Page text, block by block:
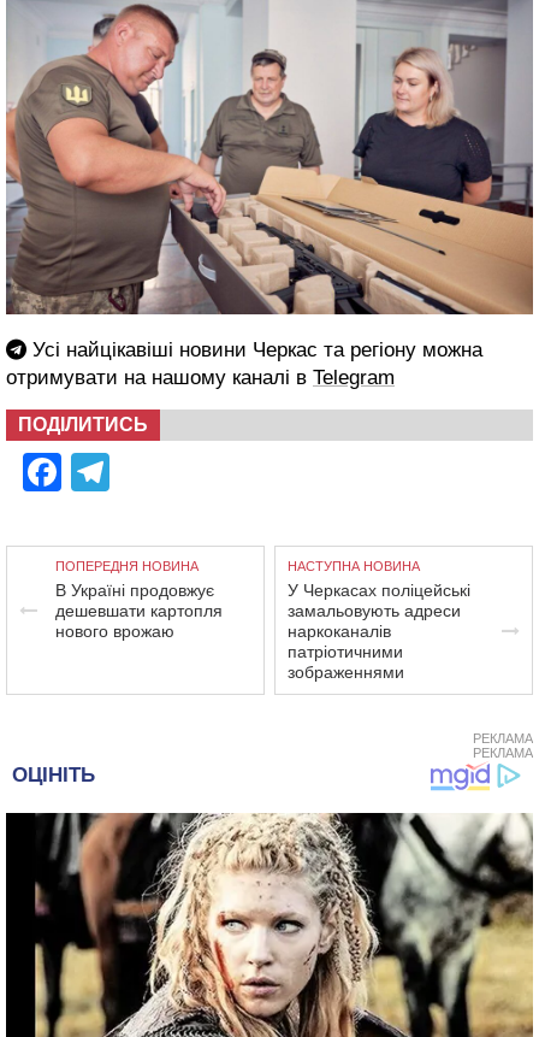
Усі найцікавіші новини Черкас та регіону можна
отримувати на нашому каналі в Telegram
ПОДІЛИТИСЬ
Facebook
ПОПЕРЕДНЯ НОВИНА
В Україні продовжує
дешевшати картопля
нового врожаю
НАСТУПНА НОВИНА
У Черкасах поліцейські
замальовують адреси
наркоканалів
патріотичними
зображеннями
РЕКЛАМА
РЕКЛАМА